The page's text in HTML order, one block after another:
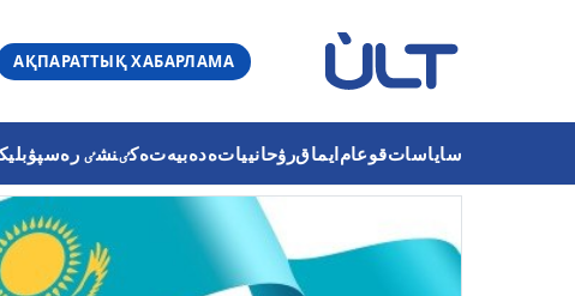
АҚПАРАТТЫҚ ХАБАРЛАМА
ساياساتقوعامايماقرۋحانيياتەدەبيەتەكٸنشٸ